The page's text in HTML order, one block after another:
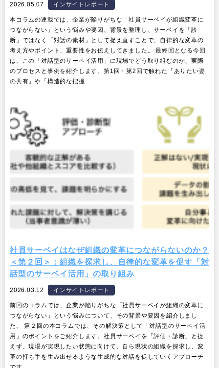
2026.05.07 インサイトレポート
本コラムの連載では、企業が陥りがちな「社員サーベイが組織変革に
つながらない」という悩みや要因、背景を整理し、サーベイを「診
断」ではなく「対話の素材」として捉え直すことで、自律的な変革の
考え方やポイント、重要性をお伝えしてきました。 最終回となる今回
は、この「対話型のサーベイ活用」に現場でどう取り組むのか、実際
のプロセスと事例を紹介します。第1回・第2回で触れた「ありたい姿
の共有」や「構造的な把握
社員サーベイはなぜ組織の変革につながらないのか？
＜第２回＞：組織を探求し、自律的な変革を促す「対
話型のサーベイ活用」の取り組み
2026.03.12 インサイトレポート
前回のコラムでは、企業が陥りがちな「社員サーベイが組織の変革に
つながらない」という悩みについて、その背景や要因を紹介しまし
た。 第２回の本コラムでは、その解決策として「対話型のサーベイ活
用」のポイントをご紹介します。社員サーベイを「評価・診断」と捉
えず、現場が実現したい状態に向けて、自ら現状の組織を探求し、変
革の打ち手を生み出せるような生成的な対話を促していくアプローチ